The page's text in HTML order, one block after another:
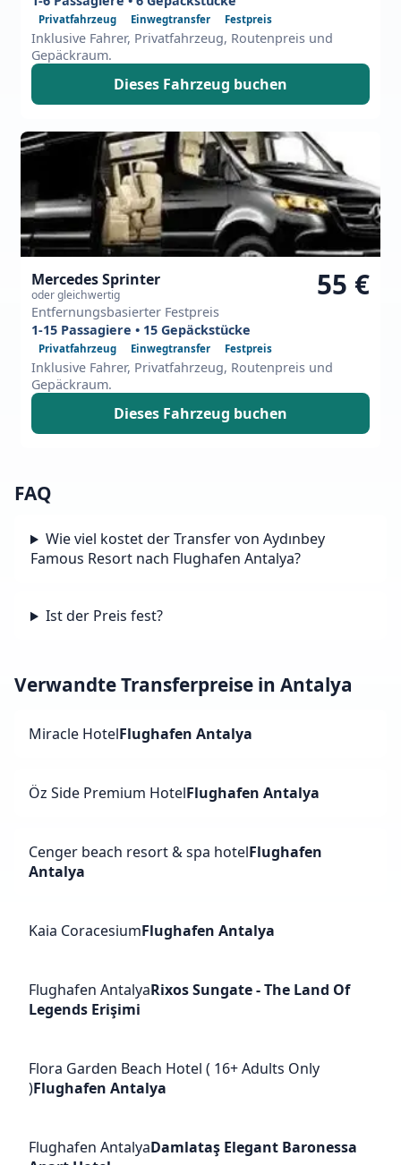
Privatfahrzeug Einwegtransfer Festpreis
Inklusive Fahrer, Privatfahrzeug, Routenpreis und
Gepäckraum.
Dieses Fahrzeug buchen
Mercedes Sprinter
oder gleichwertig
Entfernungsbasierter Festpreis
55 €
1-15 Passagiere • 15 Gepäckstücke
Privatfahrzeug Einwegtransfer Festpreis
Inklusive Fahrer, Privatfahrzeug, Routenpreis und
Gepäckraum.
Dieses Fahrzeug buchen
FAQ
Wie viel kostet der Transfer von Aydınbey
Famous Resort nach Flughafen Antalya?
Ist der Preis fest?
Verwandte Transferpreise in Antalya
Miracle HotelFlughafen Antalya
Öz Side Premium HotelFlughafen Antalya
Cenger beach resort & spa hotelFlughafen
Antalya
Kaia CoracesiumFlughafen Antalya
Flughafen AntalyaRixos Sungate - The Land Of
Legends Erişimi
Flora Garden Beach Hotel ( 16+ Adults Only
)Flughafen Antalya
Flughafen AntalyaDamlataş Elegant Baronessa